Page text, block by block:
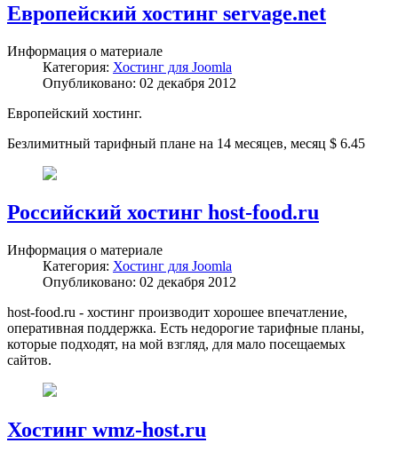
Европейский хостинг servage.net
Информация о материале
Категория: Хостинг для Joomla
Опубликовано: 02 декабря 2012
Европейский хостинг.
Безлимитный тарифный плане на 14 месяцев, месяц $ 6.45
Российский хостинг host-food.ru
Информация о материале
Категория: Хостинг для Joomla
Опубликовано: 02 декабря 2012
host-food.ru - хостинг производит хорошее впечатление,
оперативная поддержка. Есть недорогие тарифные планы,
которые подходят, на мой взгляд, для мало посещаемых
сайтов.
Хостинг wmz-host.ru